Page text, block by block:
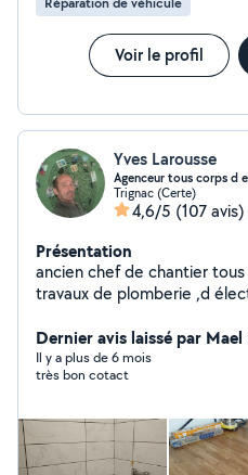
Voir le profil
Yves Larousse
Agenceur tous corps d
Trignac (Certe)
4,6/5 (107 avis)
Présentation
ancien chef de chantier
travaux de plomberie ,d
Dernier avis laissé par
Il y a plus de 6 mois
très bon cotact